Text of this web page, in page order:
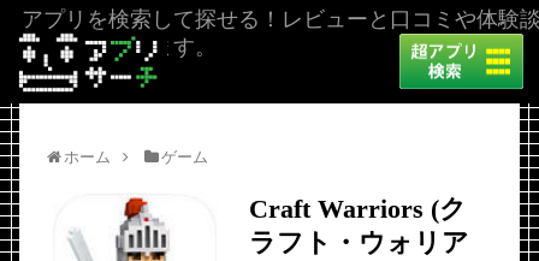
アプリを検索して探せる！レビューと口コミや体験
を掲載しています。
ホーム ゲーム
Craft Warriors (ク
ラフト・ウォリア